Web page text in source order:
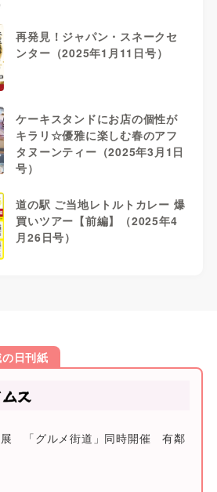
再発見！ジャパン・スネークセ
ンター（2025年1月11日号）
ケーキスタンドにお店の個性が
キラリ☆優雅に楽しむ春のアフ
タヌーンティー（2025年3月1日
号）
道の駅 ご当地レトルトカレー 爆
買いツアー【前編】（2025年4
月26日号）
日刊紙
展 「グルメ街道」同時開催 有鄰